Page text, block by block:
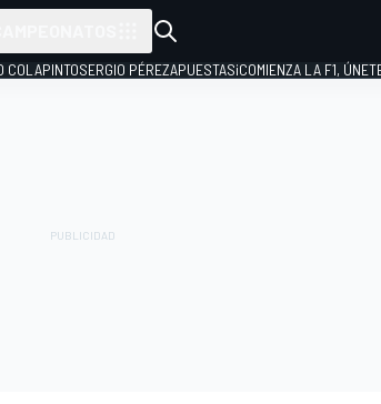
COLAPINTOSERGIO PÉREZAPUESTAS¡COMIENZA LA F1,